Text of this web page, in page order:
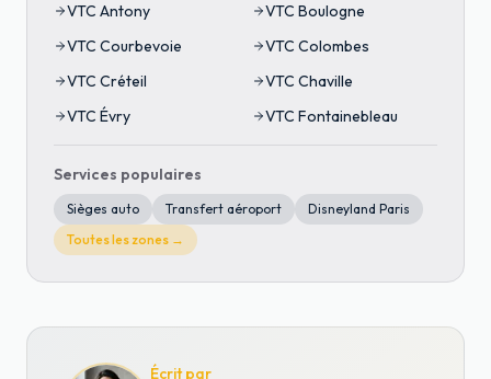
VTC Antony VTC Boulogne
VTC Courbevoie VTC Colombes
VTC Créteil VTC Chaville
VTC Évry VTC Fontainebleau
Services populaires
Sièges auto Transfert aéroport
Disneyland Paris
Toutes les zones →
Écrit par